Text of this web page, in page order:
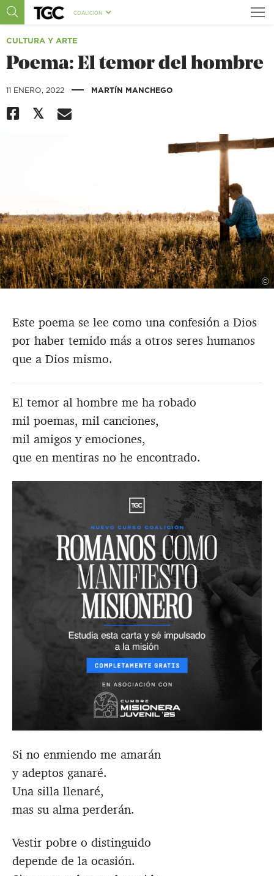
COALICIÓN
CULTURA Y ARTE
Poema: El temor del hombre
11 ENERO, 2022 | MARTÍN MANCHEGO
©
Este poema se lee como una confesión a Dios
por haber temido más a otros seres humanos
que a Dios mismo.
El temor al hombre me ha robado
mil poemas, mil canciones,
mil amigos y emociones,
que en mentiras no he encontrado.
Si no enmiendo me amarán
y adeptos ganaré.
Una silla llenaré,
mas su alma perderán.
Vestir pobre o distinguido
depende de la ocasión.